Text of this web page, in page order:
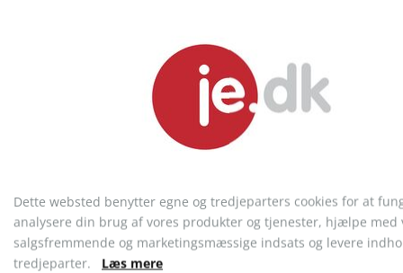
lamineret
fra 28,91 kr.
fra 93,91 kr.
Dette websted benytter egne og tredjeparters cookies for at
analysere din brug af vores produkter og tjenester, hjælpe med
salgsfremmende og marketingsmæssige indsats og levere
tredjeparter. Læs mere